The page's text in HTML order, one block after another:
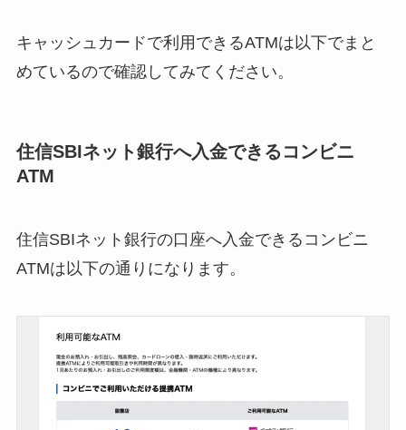
キャッシュカードで利用できるATMは以下でまと
めているので確認してみてください。
住信SBIネット銀行へ入金できるコンビニ
ATM
住信SBIネット銀行の口座へ入金できるコンビニ
ATMは以下の通りになります。